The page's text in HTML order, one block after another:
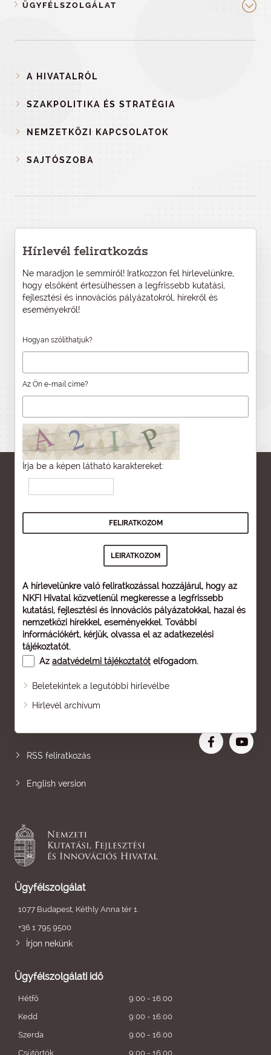
ÜGYFÉLSZOLGÁLAT
A HIVATALRÓL
SZAKPOLITIKA ÉS STRATÉGIA
NEMZETKÖZI KAPCSOLATOK
SAJTÓSZOBA
Hírlevél feliratkozás
Ne maradjon le semmiről! Iratkozzon fel hírlevelünkre,
hogy elsőként értesülhessen a legfrissebb kutatási,
fejlesztési és innovációs pályázatokról, hírekről és
eseményekről!
Hogyan szólíthatjuk?
Az Ön e-mail címe?
Írja be a képen látható karaktereket:
A hírlevelünkre való feliratkozással hozzájárul, hogy az
NKFI Hivatal közvetlenül megkeresse a legfrissebb
kutatási, fejlesztési és innovációs pályázatokkal, hazai és
nemzetközi hírekkel, eseményekkel. További
információkért, kérjük, olvassa el az adatkezelési
tájékoztatót.
Az adatvédelmi tájékoztatót elfogadom.
Beletekintek a legutóbbi hírlevélbe
Hírlevél archívum
Oldaltérkép
RSS feliratkozás
English version
Ügyfélszolgálat
1077 Budapest, Kéthly Anna tér 1.
+36 1 795 9500
Írjon nekünk
Ügyfélszolgálati idő
Hétfő
9:00 - 16:00
Kedd
9:00 - 16:00
Szerda
9:00 - 16:00
Csütörtök
9:00 - 16:00